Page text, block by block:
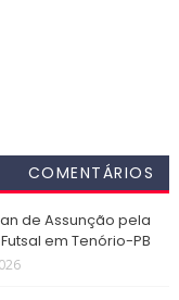
COMENTÁRIOS
de Assunção pela
em Tenório-PB